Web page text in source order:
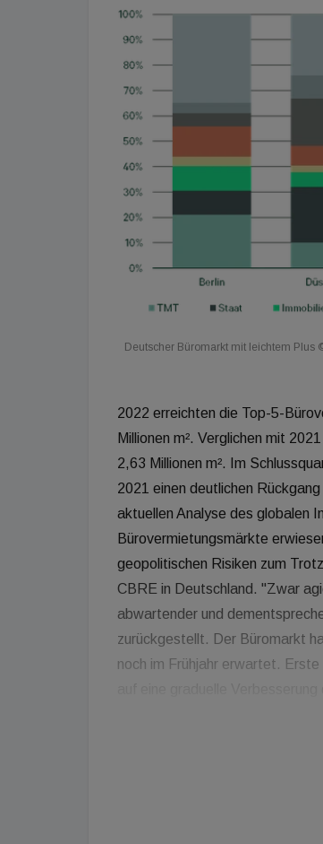
Deutscher Büromarkt mit leichtem Plus
2022 erreichten die Top-5-
Millionen m². Verglichen mit
2,63 Millionen m². Im
2021 einen deutlichen
aktuellen Analyse des globalen
Bürovermietungsmärkte
geopolitischen Risiken zum
CBRE in Deutschland. "Zwar
abwartender und
zurückgestellt. Der Büromarkt
noch im Frühjahr erwartet.
Wirtschaftswachstums sowie
Spätsommer und Herbst."